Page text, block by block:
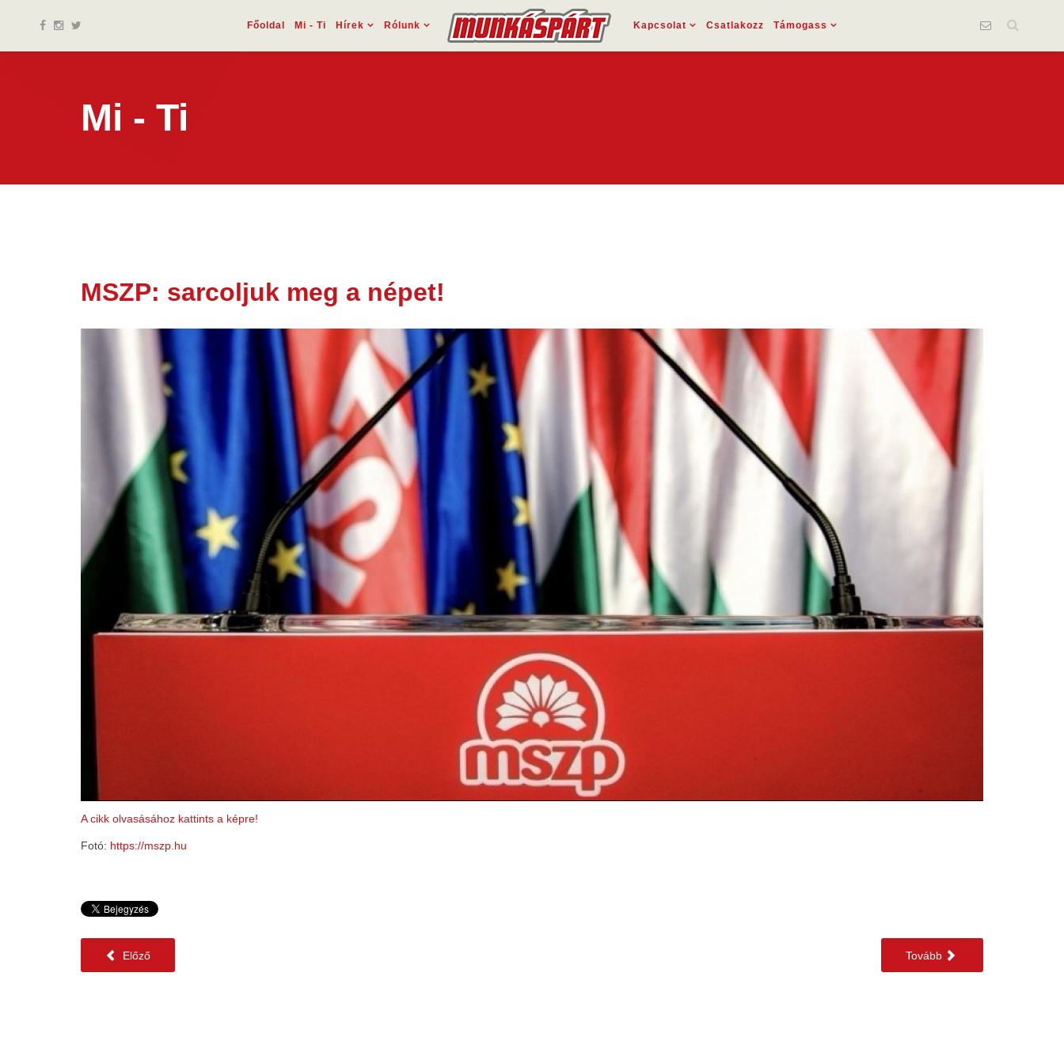
Főoldal Mi - Ti Hírek Rólunk Kapcsolat Csatlakozz Támogass
Mi - Ti
03 febr.
2026
MSZP: sarcoljuk meg a népet!
A cikk olvasásához kattints a képre!
Fotó: https://mszp.hu
Előző Tovább